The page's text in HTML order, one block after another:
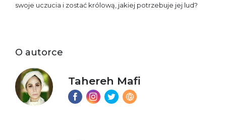
swoje uczucia i zostać królową, jakiej potrzebuje jej lud?
O autorce
Tahereh Mafi